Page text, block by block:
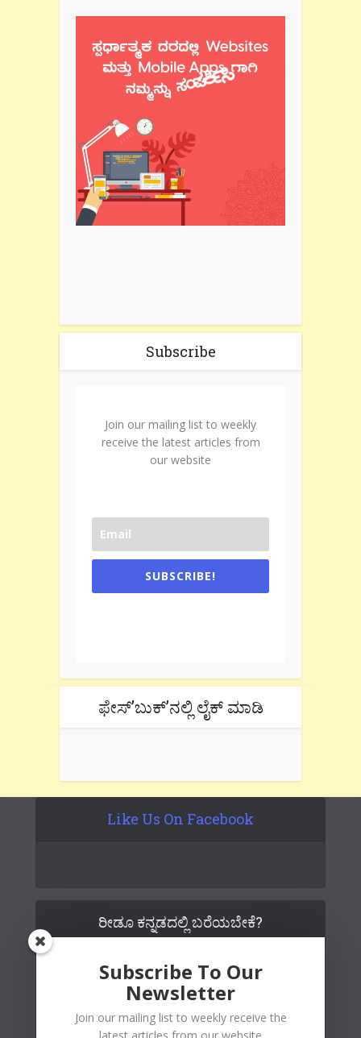
Subscribe
Join our mailing list to weekly
receive the latest articles from
our website
SUBSCRIBE!
ಫೇಸ್’ಬುಕ್’ನಲ್ಲಿ ಲೈಕ್ ಮಾಡಿ
Like Us On Facebook
ರೀಡೂ ಕನ್ನಡದಲ್ಲಿ ಬರೆಯಬೇಕೆ?
Subscribe To Our
Newsletter
Join our mailing list to weekly receive the